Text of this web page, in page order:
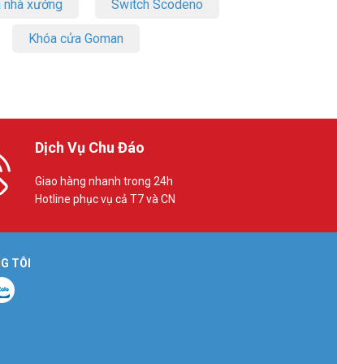
xưởng Switch Scodeno
Khóa cửa Goman
Dịch Vụ Chu Đáo
Giao hàng nhanh trong 24h
Hotline phục vụ cả T7 và CN
TÔI